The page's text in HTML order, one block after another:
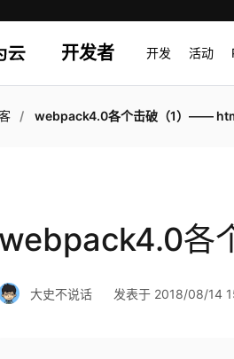
开发者 开发 活动
webpack4.0各个击破（1）——
webpack4.0各
大史不说话 发表于 2018/08/14